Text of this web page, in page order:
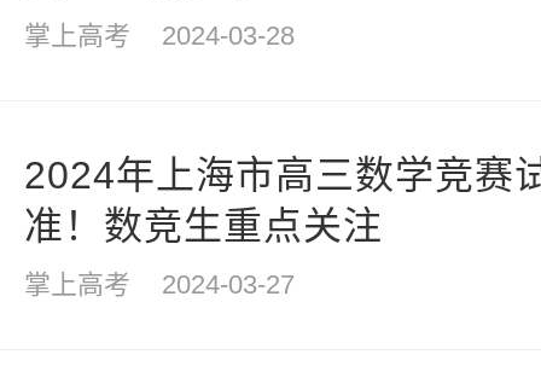
掌上高考 2024-03-28
2024年上海市高三数学竞赛
准！数竞生重点关注
掌上高考 2024-03-27